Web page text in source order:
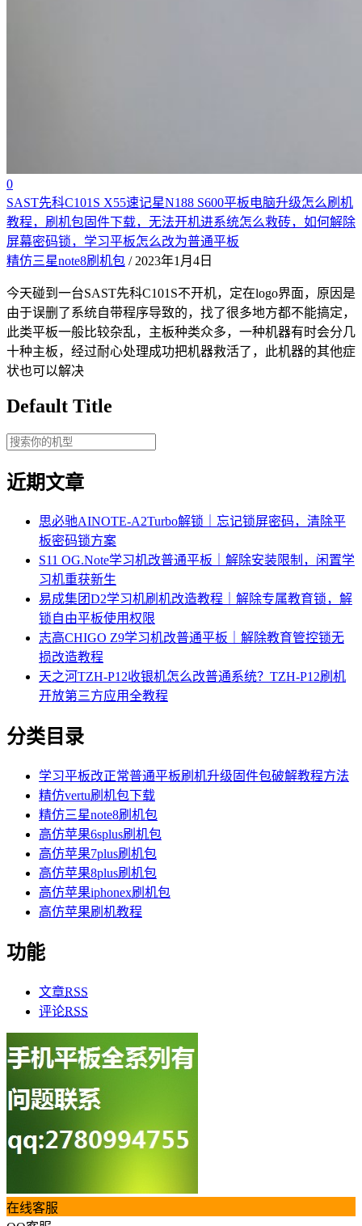
0
SAST先科C101S X55速记星N188 S600平板电脑升级怎么刷机
教程，刷机包固件下载，无法开机进系统怎么救砖，如何解除
屏幕密码锁，学习平板怎么改为普通平板
精仿三星note8刷机包 / 2023年1月4日
今天碰到一台SAST先科C101S不开机，定在logo界面，原因是
由于误删了系统自带程序导致的，找了很多地方都不能搞定，
此类平板一般比较杂乱，主板种类众多，一种机器有时会分几
十种主板，经过耐心处理成功把机器救活了，此机器的其他症
状也可以解决
Default Title
近期文章
思必驰AINOTE‑A2Turbo解锁｜忘记锁屏密码，清除平
板密码锁方案
S11 OG.Note学习机改普通平板｜解除安装限制，闲置学
习机重获新生
易成集团D2学习机刷机改造教程｜解除专属教育锁，解
锁自由平板使用权限
志高CHIGO Z9学习机改普通平板｜解除教育管控锁无
损改造教程
天之河TZH-P12收银机怎么改普通系统？TZH-P12刷机
开放第三方应用全教程
分类目录
学习平板改正常普通平板刷机升级固件包破解教程方法
精仿vertu刷机包下载
精仿三星note8刷机包
高仿苹果6splus刷机包
高仿苹果7plus刷机包
高仿苹果8plus刷机包
高仿苹果iphonex刷机包
高仿苹果刷机教程
功能
文章RSS
评论RSS
在线客服